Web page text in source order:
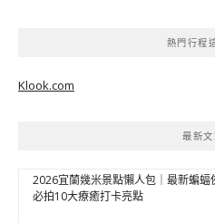
熱門行程
Klook.com
最新文
2026宜蘭幾米景點懶人包｜最新蝙蝠
必拍10大療癒打卡亮點